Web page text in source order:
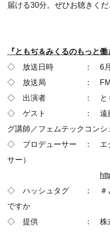
届ける30分。ぜひお聴きくだ
『ともぢ＆みくるのもっと
◇ 放送日時 ： 6月18
◇ 放送局 ： FMサル
◇ 出演者 ： ともぢ
◇ ゲスト ： 遠藤美絵
グ講師／フェムテックコンシ
◇ プロデューサー ： エダ
サー）
◇ ハッシュタグ ： ＃と
ですか
◇ 提供 ： 株式会社